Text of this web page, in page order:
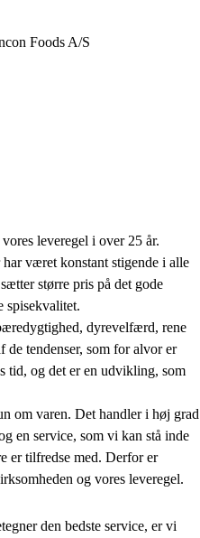
Foods A/S
leveregel i over 25 år.
været konstant stigende i alle
større pris på det gode
spisekvalitet.
dyrevelfærd, rene
de tendenser, som for alvor er
tid, og det er en udvikling, som
om varen. Det handler i høj grad
en service, som vi kan stå inde
er tilfredse med. Derfor er
og vores leveregel.
den bedste service, er vi